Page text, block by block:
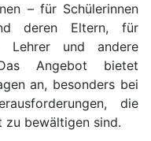
– für Schülerinnen
deren Eltern, für
Lehrer und andere
Angebot bietet
an, besonders bei
die
zu bewältigen sind.